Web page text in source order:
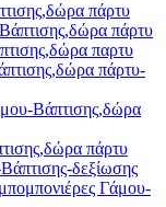
πάρτυ
πάρτυ
παρτυ
πάρτυ-
Βάπτισης,δώρα
πάρτυ
δεξίωσης
Γάμου-